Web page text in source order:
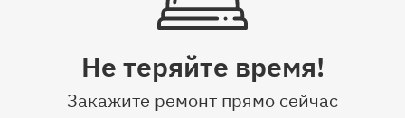
Не теряйте время!
Закажите ремонт прямо сейчас